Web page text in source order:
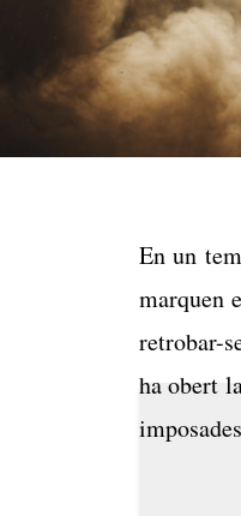
En un
marquen
retrobar-
ha obert